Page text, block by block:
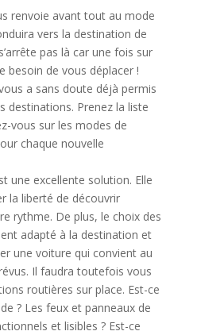
renvoie avant tout au mode
vers la destination de
pas là car une fois sur
besoin de vous déplacer !
a sans doute déjà permis
destinations. Prenez la liste
vous sur les modes de
chaque nouvelle
une excellente solution. Elle
la liberté de découvrir
rythme. De plus, le choix des
adapté à la destination et
une voiture qui convient au
Il faudra toutefois vous
routières sur place. Est-ce
? Les feux et panneaux de
et lisibles ? Est-ce